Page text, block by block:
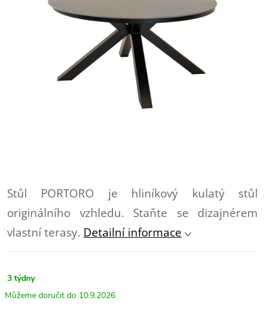
Stůl PORTORO je hliníkový kulatý stůl
originálního vzhledu. Staňte se dizajnérem
vlastní terasy. Detailní informace
3 týdny
10.9.2026